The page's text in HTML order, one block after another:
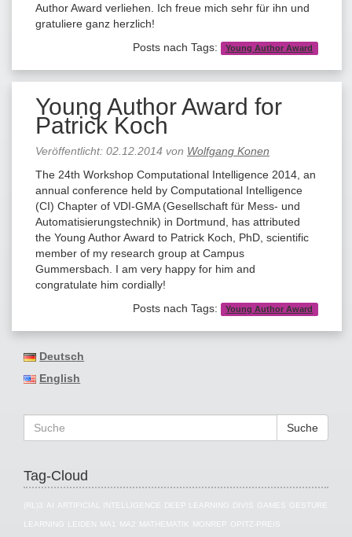
Author Award verliehen. Ich freue mich sehr für ihn und
gratuliere ganz herzlich!
Posts nach Tags:
Young Author Award
Young Author Award for
Patrick Koch
Veröffentlicht: 02.12.2014 von Wolfgang Konen
The 24th Workshop Computational Intelligence 2014, an
annual conference held by Computational Intelligence
(CI) Chapter of VDI-GMA (Gesellschaft für Mess- und
Automatisierungstechnik) in Dortmund, has attributed
the Young Author Award to Patrick Koch, PhD, scientific
member of my research group at Campus
Gummersbach. I am very happy for him and
congratulate him cordially!
Posts nach Tags:
Young Author Award
Deutsch
English
Suche
Tag-Cloud
(RL)3 AI ARTIFICIAL INTELLIGENCE DEEP LEARNING DIVIS GAMES GESTURE
LEARNING LEIDEN MA1 MA2 MATHEMATIK MONREP OPITZ-PREIS